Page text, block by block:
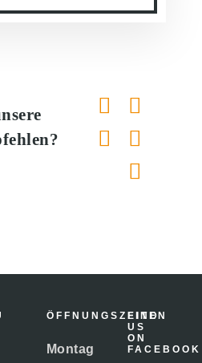
ÖFFNUNGSZEITEN
Montag
FIND
US
ON
FACEBOOK